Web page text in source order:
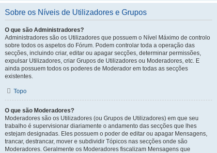
Sobre os Níveis de Utilizadores e Grupos
O que são Administradores?
Administradores são os Utilizadores que possuem o Nível Máximo de controlo
sobre todos os aspetos do Fórum. Podem controlar toda a operação das
secções, incluindo criar, editar ou apagar secções, determinar permissões,
expulsar Utilizadores, criar Grupos de Utilizadores ou Moderadores, etc. E
ainda possuem todos os poderes de Moderador em todas as secções
existentes.
Topo
O que são Moderadores?
Moderadores são os Utilizadores (ou Grupos de Utilizadores) em que seu
trabalho é supervisionar diariamente o andamento das secções que lhes
estejam designadas. Eles possuem o poder de editar ou apagar Mensagens,
trancar, destrancar, mover e subdividir Tópicos nas secções onde são
Moderadores. Geralmente os Moderadores fiscalizam Mensagens que